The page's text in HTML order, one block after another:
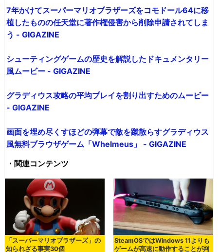
7年かけてスーパーマリオブラザーズをコモドール64に移
植したものの任天堂に著作権侵害から削除申請されてしま
う - GIGAZINE
シューティングゲームの歴史を解説したドキュメンタリー
風ムービー - GIGAZINE
グラディウス攻略の平均プレイを割り出すためのムービー
- GIGAZINE
画面を埋め尽くすほどの弾幕で敵を蹴散らすグラディウス
風無料ブラウザゲーム「Whelmeus」 - GIGAZINE
・関連コンテンツ
「スーパーマリオブラザーズ」の
知られざる事実30個
SteamOSではWindows 11よりも
ゲームが高速に動作することが判